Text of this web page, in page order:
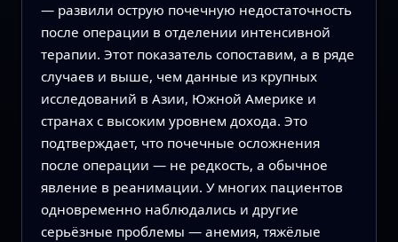
— развили острую почечную недостаточность
после операции в отделении интенсивной
терапии. Этот показатель сопоставим, а в ряде
случаев и выше, чем данные из крупных
исследований в Азии, Южной Америке и
странах с высоким уровнем дохода. Это
подтверждает, что почечные осложнения
после операции — не редкость, а обычное
явление в реанимации. У многих пациентов
одновременно наблюдались и другие
серьёзные проблемы — анемия, тяжёлые